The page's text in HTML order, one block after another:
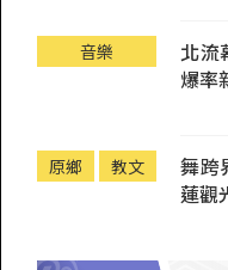
音樂
北流
爆率
原鄉 教文
舞跨
蓮觀